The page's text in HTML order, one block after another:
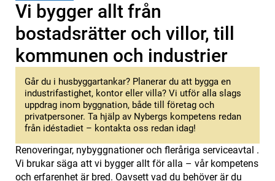
Vi bygger allt från
bostadsrätter och villor, till
kommunen och industrier
Går du i husbyggartankar? Planerar du att bygga en
industrifastighet, kontor eller villa? Vi utför alla slags
uppdrag inom byggnation, både till företag och
privatpersoner. Ta hjälp av Nybergs kompetens redan
från idéstadiet – kontakta oss redan idag!
Renoveringar, nybyggnationer och fleråriga serviceavtal .
Vi brukar säga att vi bygger allt för alla – vår kompetens
och erfarenhet är bred. Oavsett vad du behöver är du